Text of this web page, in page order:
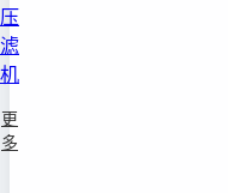
压
滤
机
更
多